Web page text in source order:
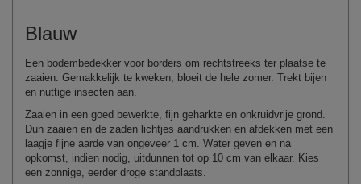
Blauw
Een bodembedekker voor borders om rechtstreeks ter plaatse te
zaaien. Gemakkelijk te kweken, bloeit de hele zomer. Trekt bijen
en nuttige insecten aan.
Zaaien in een goed bewerkte, fijn geharkte en onkruidvrije grond.
Dun zaaien en de zaden lichtjes aandrukken en afdekken met een
laagje fijne aarde van ongeveer 1 cm. Water geven en na
opkomst, indien nodig, uitdunnen tot op 10 cm van elkaar. Kies
een zonnige, eerder droge standplaats.